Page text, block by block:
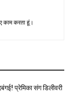
काम करता हूं।
प्रेमिका संग डिलीवरी